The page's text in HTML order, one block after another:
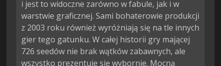
i jest to widoczne zarówno w fabule, jak i w
warstwie graficznej. Sami bohaterowie produkcji
z 2003 roku również wyróżniają się na tle innych
gier tego gatunku. W całej historii gry mającej
726 seedów nie brak wątków zabawnych, ale
wszystko prezentuje się wybornie. Mocną